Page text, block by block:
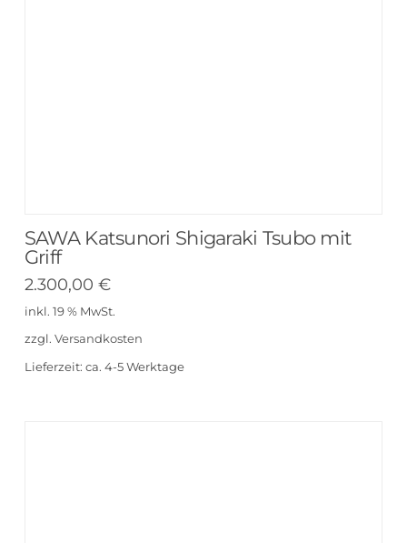
SAWA Katsunori Shigaraki Tsubo mit
Griff
2.300,00 €
inkl. 19 % MwSt.
zzgl. Versandkosten
Lieferzeit: ca. 4-5 Werktage